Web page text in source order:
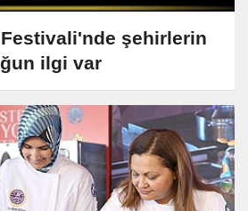
şehirlerin
ilgi var